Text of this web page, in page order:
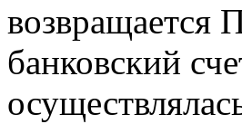
возвращается
банковский